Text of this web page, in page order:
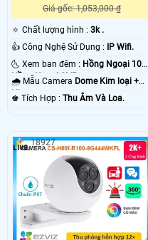
Giá gốc: 1,053,000 ₫
🔅 Chất lượng hình : 3k .
👍 Công Nghệ Sử Dụng :
IP Wifi.
🌜 Xem ban đêm : Hồng Ngoại 10m
Hồng Ngoại SMD.
🌧️ Mẫu Camera Dome Kim loại +
Nhựa.
️♚ Tích Hợp : Thu Âm Và Loa.
18927